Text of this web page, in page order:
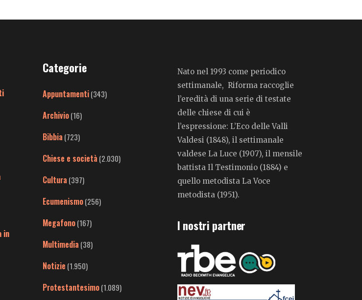
in
Categorie
Appuntamenti(343)
Archivio(16)
Bibbia (723)
Chiese e società (2.030)
Cultura (397)
Ecumenismo(256)
Megafono(167)
Multimedia (38)
Notizie (1.950)
Protestantesimo(1.089)
Nato nel 1993 come periodico
settimanale, Riforma raccoglie
l’eredità di una serie di testate
delle chiese di cui è
l’espressione: L’Eco delle Valli
Valdesi (1848), il settimanale
valdese La Luce (1907), il mensile
battista Il Testimonio (1884) e
quello metodista La Voce
metodista (1951).
I nostri partner